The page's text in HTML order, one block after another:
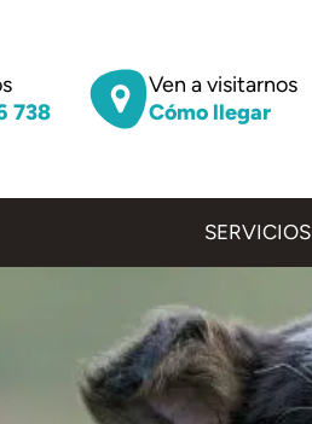
738
Ven a visitarnos
Cómo llegar
SERVICIOS